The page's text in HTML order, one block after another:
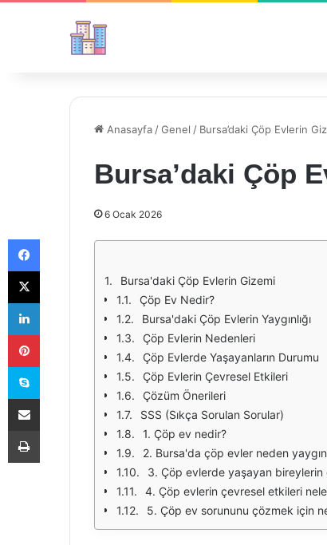
Anasayfa /Genel / Bursa’daki Çöp Evlerin
Bursa’daki Çöp
6 Ocak 2026
Bursa'daki Çöp Evlerin Gizemi
Çöp Ev Nedir?
Bursa'daki Çöp Evlerin Yaygınlığı
Çöp Evlerin Nedenleri
Çöp Evlerde Yaşayanların Durumu
Çöp Evlerin Çevresel Etkileri
Çözüm Önerileri
SSS (Sıkça Sorulan Sorular)
1. Çöp ev nedir?
2. Bursa'da çöp evler neden
3. Çöp evlerde yaşayan bireylerin
4. Çöp evlerin çevresel etkileri
5. Çöp ev sorununu çözmek için
Facebook
X
LinkedIn
Pinterest
Skype
E-Posta ile paylaş